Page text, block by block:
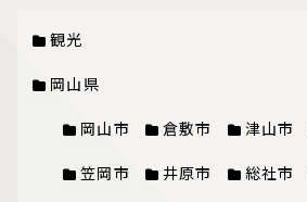
観光
岡山県
岡山市 倉敷市 津山市
笠岡市 井原市 総社市